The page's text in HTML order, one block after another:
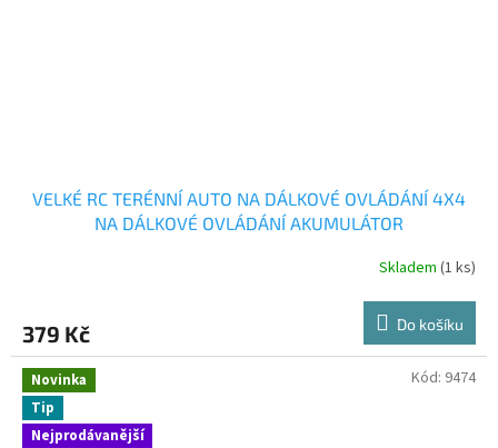
VELKÉ RC TERÉNNÍ AUTO NA DÁLKOVÉ OVLÁDÁNÍ 4X4
NA DÁLKOVÉ OVLÁDÁNÍ AKUMULÁTOR
Skladem (1 ks)
379 Kč Do košíku
Novinka
Tip
Nejprodávanější
Kód: 9474